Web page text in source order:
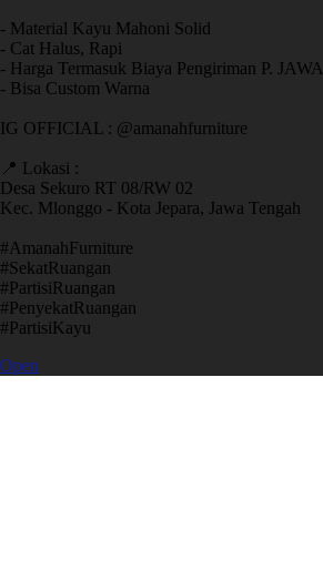
- Material Kayu Mahoni Solid
- Cat Halus, Rapi
- Harga Termasuk Biaya Pengiriman P. JAWA
- Bisa Custom Warna
IG OFFICIAL : @amanahfurniture
📍 Lokasi :
Desa Sekuro RT 08/RW 02
Kec. Mlonggo - Kota Jepara, Jawa Tengah
​#AmanahFurniture
​#SekatRuangan
​#PartisiRuangan
​#PenyekatRuangan
​#PartisiKayu
Open